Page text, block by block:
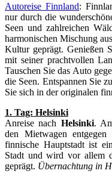
Autoreise Finnland:
nur durch die
Seen und zahlreichen
harmonischen Mischung
Kultur geprägt. Genießen
mit seiner prachtvollen
Tauschen Sie das Auto
die Seen. Entspannen Sie
Sie sich in der originalen
1. Tag: Helsinki
Anreise nach Helsinki.
den Mietwagen
finnische Hauptstadt ist
Stadt und wird vor allem
geprägt. Übernachtung in